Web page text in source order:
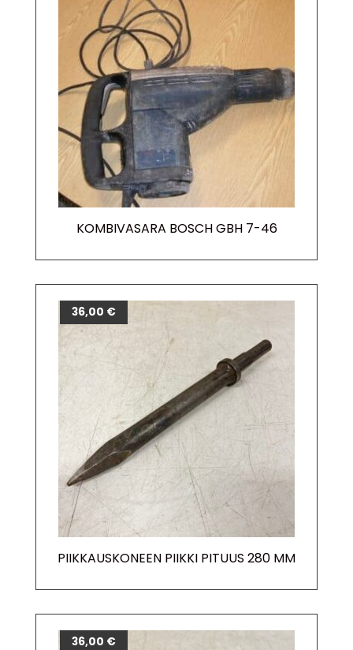
KOMBIVASARA BOSCH GBH 7-46
PIIKKAUSKONEEN PIIKKI PITUUS 280 MM
36,00 €
36,00 €